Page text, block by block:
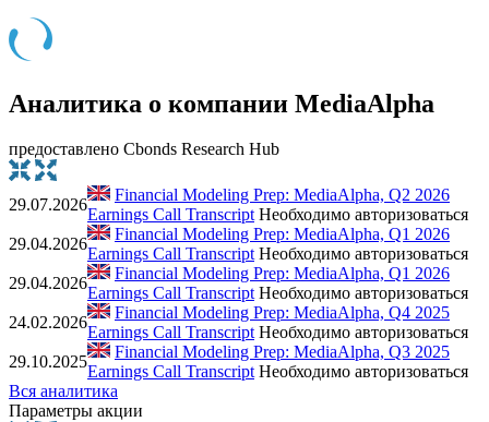
Аналитика о компании MediaAlpha
предоставлено Cbonds Research Hub
29.07.2026
Financial Modeling Prep: MediaAlpha, Q2 2026
Earnings Call Transcript Необходимо авторизоваться
29.04.2026
Financial Modeling Prep: MediaAlpha, Q1 2026
Earnings Call Transcript Необходимо авторизоваться
29.04.2026
Financial Modeling Prep: MediaAlpha, Q1 2026
Earnings Call Transcript Необходимо авторизоваться
24.02.2026
Financial Modeling Prep: MediaAlpha, Q4 2025
Earnings Call Transcript Необходимо авторизоваться
29.10.2025
Financial Modeling Prep: MediaAlpha, Q3 2025
Earnings Call Transcript Необходимо авторизоваться
Вся аналитика
Параметры акции